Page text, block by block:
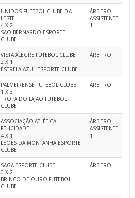
UNIDOS FUTEBOL CLUBE DA
LESTE
4 X 2
SAO BERNARDO ESPORTE
CLUBE
ÁRBITRO
ASSISTENTE
1
VISTA ALEGRE FUTEBOL CLUBE
2 X 1
ESTRELA AZUL ESPORTE CLUBE
ÁRBITRO
PALMEIRENSE FUTEBOL CLUBE
1 X 3
TROPA DO LAJÃO FUTEBOL
CLUBE
ÁRBITRO
ASSOCIAÇÃO ATLÉTICA
FELICIDADE
4 X 1
LEÕES DA MONTANHA ESPORTE
CLUBE
ÁRBITRO
ASSISTENTE
1
SAGA ESPORTE CLUBE
0 X 2
BRINCO DE OURO FUTEBOL
CLUBE
ÁRBITRO